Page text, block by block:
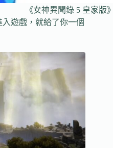
《女神異聞錄 5 皇家
入遊戲，就給了你一個